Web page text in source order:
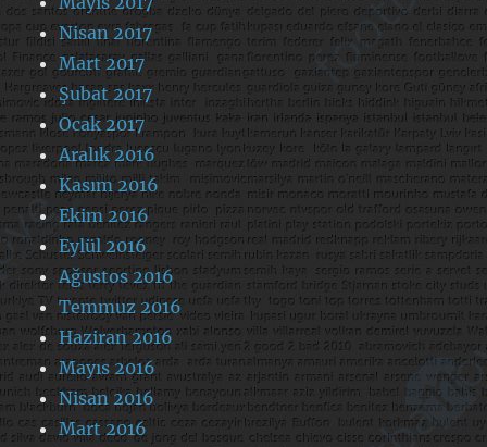
Nisan 2017
Mart 2017
Şubat 2017
Ocak 2017
Aralık 2016
Kasım 2016
Ekim 2016
Eylül 2016
Ağustos 2016
Temmuz 2016
Haziran 2016
Mayıs 2016
Nisan 2016
Mart 2016